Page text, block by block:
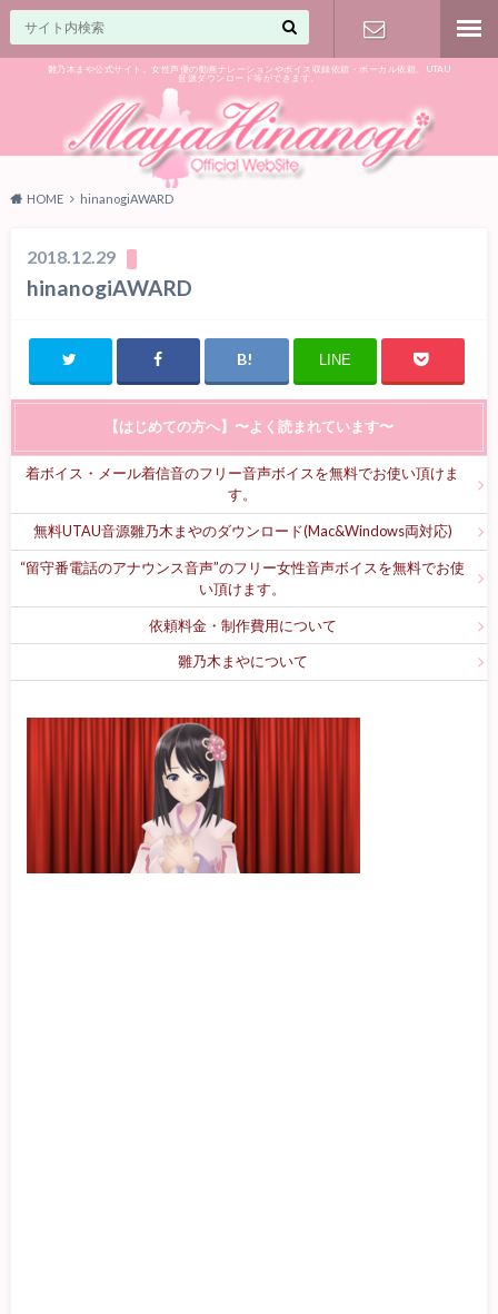
雛乃木まや公式サイト。女性声優の動画ナレーションやボイス収録依頼・ボーカル依頼、UTAU
音源ダウンロード等ができます。
気軽に♪
HOME hinanogiAWARD
2018.12.29
hinanogiAWARD
LINE
【はじめての方へ】〜よく読まれています〜
着ボイス・メール着信音のフリー音声ボイスを無料でお使い頂けま
す。
無料UTAU音源雛乃木まやのダウンロード(Mac&Windows両対応)
“留守番電話のアナウンス音声”のフリー女性音声ボイスを無料でお使
い頂けます。
依頼料金・制作費用について
雛乃木まやについて